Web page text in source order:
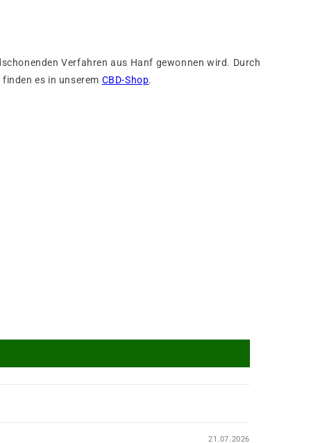
Verfahren aus Hanf gewonnen wird. Durch
es in unserem CBD-Shop.
21.07.2026